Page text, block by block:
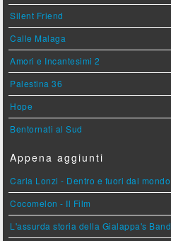
Silent Friend
Calle Malaga
Amori e Incantesimi 2
Palestina 36
Hope
Bentornati al Sud
Appena aggiunti
Carla Lonzi - Dentro e fuori dal mondo
Cocomelon - Il Film
L'assurda storia della Gialappa's Band